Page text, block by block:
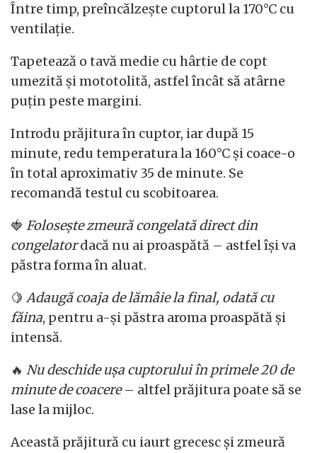
Între timp, preîncălzește cuptorul la 170°C cu
ventilație.
Tapetează o tavă medie cu hârtie de copt
umezită și mototolită, astfel încât să atârne
puțin peste margini.
Introdu prăjitura în cuptor, iar după 15
minute, redu temperatura la 160°C și coace-o
în total aproximativ 35 de minute. Se
recomandă testul cu scobitoarea.
🍓 Folosește zmeură congelată direct din
congelatordacă nu ai proaspătă – astfel își va
păstra forma în aluat.
🍋 Adaugă coaja de lămâie la final, odată cu
făina, pentru a-și păstra aroma proaspătă și
intensă.
🔥 Nu deschide ușa cuptorului în primele 20 de
minute de coacere– altfel prăjitura poate să se
lase la mijloc.
Această prăjitură cu iaurt grecesc și zmeură